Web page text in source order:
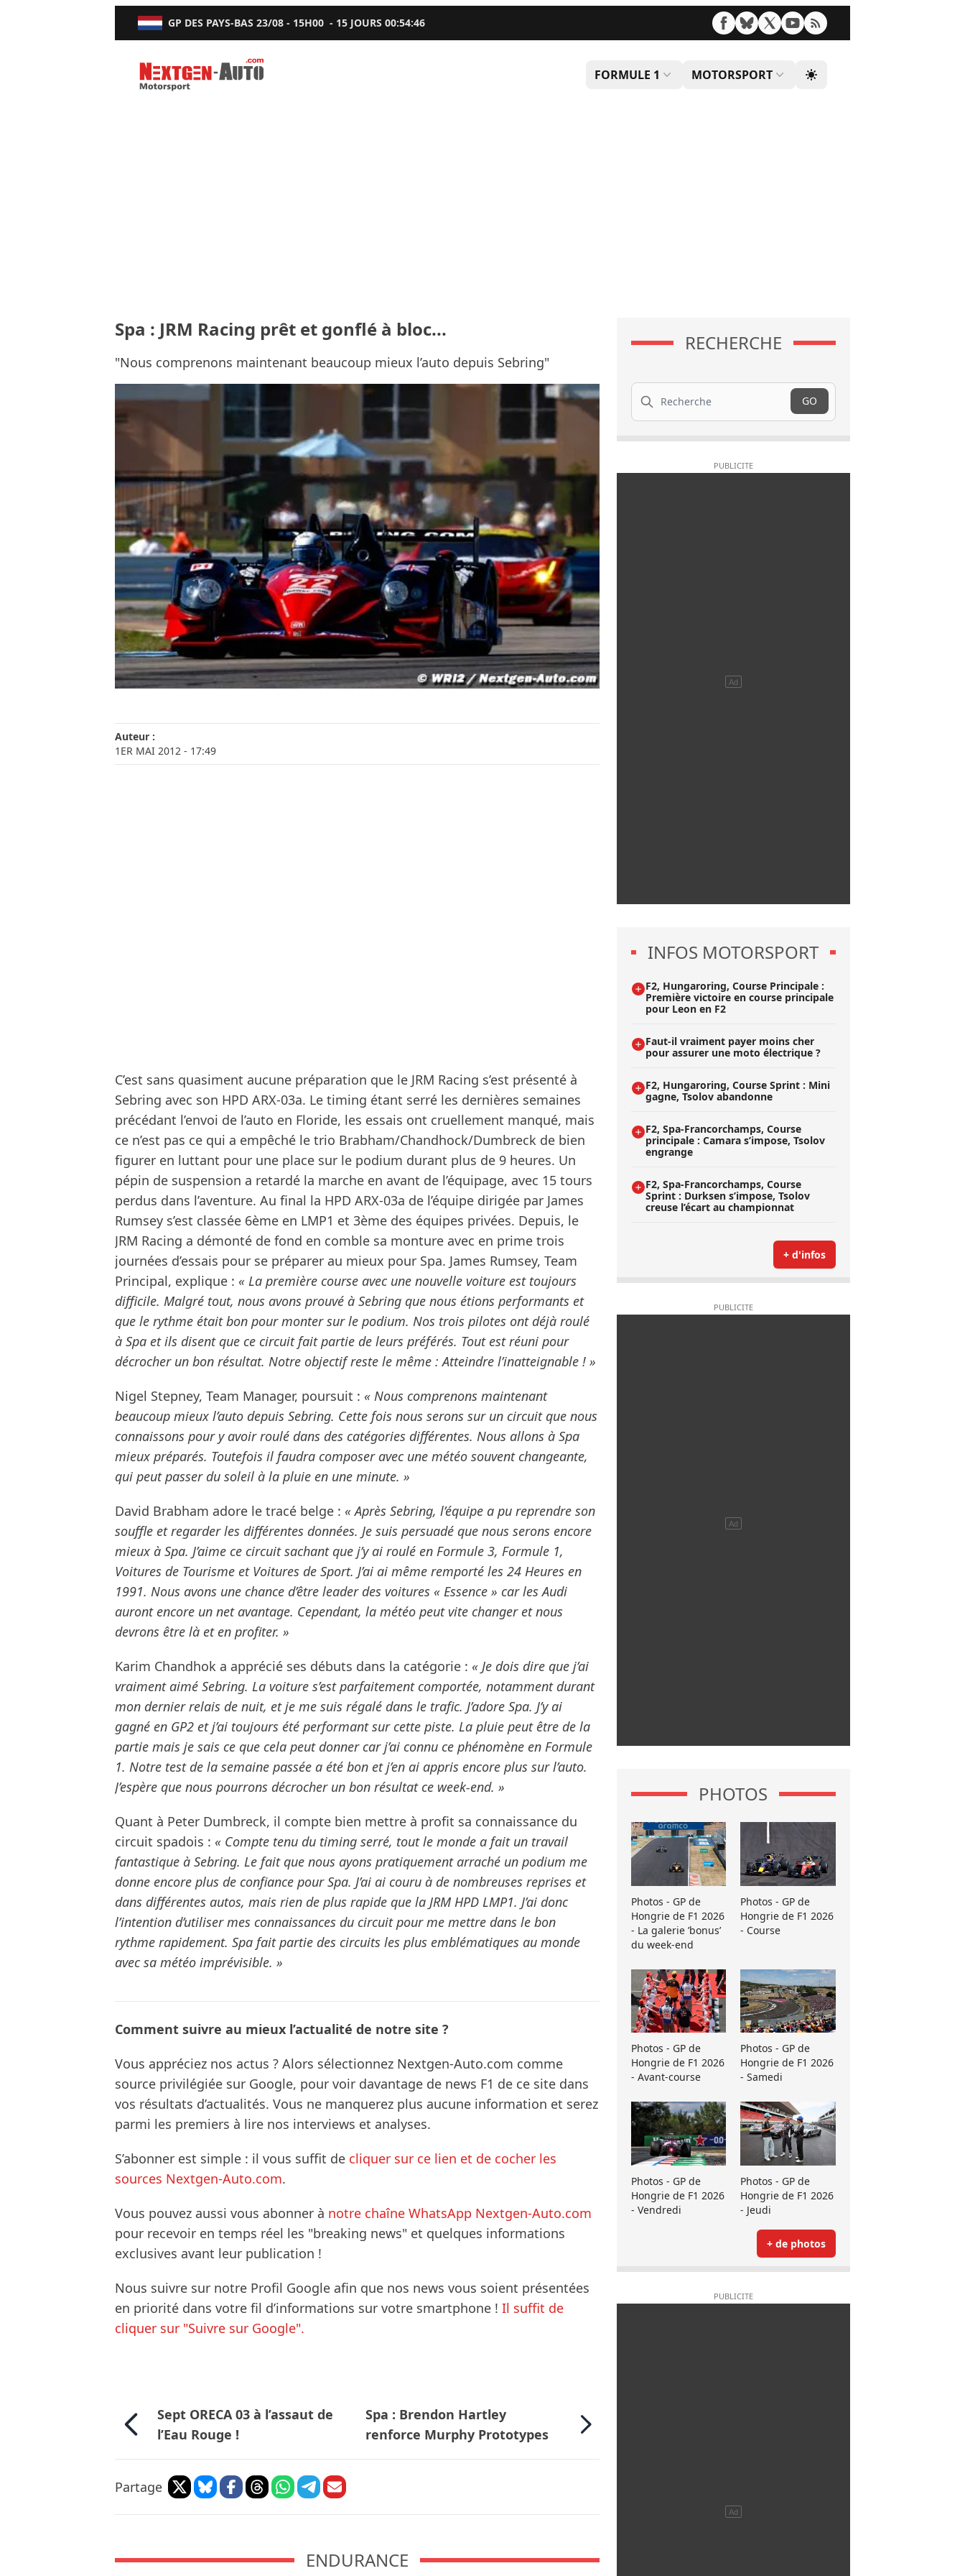
GP DES PAYS-BAS 23/08 - 15H00 - 15 JOURS00:54:44
Nextgen-Auto.com
FORMULE 1 MOTORSPORT
Spa : JRM Racing prêt et gonflé à bloc...
"Nous comprenons maintenant beaucoup mieux l’auto depuis Sebring"
Auteur :
1ER MAI 2012 - 17:49
C’est sans quasiment aucune préparation que le JRM Racing s’est présenté à
Sebring avec son HPD ARX-03a. Le timing étant serré les dernières semaines
précédant l’envoi de l’auto en Floride, les essais ont cruellement manqué, mais
ce n’est pas ce qui a empêché le trio Brabham/Chandhock/Dumbreck de bien
figurer en luttant pour une place sur le podium durant plus de 9 heures. Un
pépin de suspension a retardé la marche en avant de l’équipage, avec 15 tours
perdus dans l’aventure. Au final la HPD ARX-03a de l’équipe dirigée par James
Rumsey s’est classée 6ème en LMP1 et 3ème des équipes privées. Depuis, le
JRM Racing a démonté de fond en comble sa monture avec en prime trois
journées d’essais pour se préparer au mieux pour Spa. James Rumsey, Team
Principal, explique : « La première course avec une nouvelle voiture est toujours
difficile. Malgré tout, nous avons prouvé à Sebring que nous étions performants et
que le rythme était bon pour monter sur le podium. Nos trois pilotes ont déjà roulé
à Spa et ils disent que ce circuit fait partie de leurs préférés. Tout est réuni pour
décrocher un bon résultat. Notre objectif reste le même : Atteindre l’inatteignable ! »
Nigel Stepney, Team Manager, poursuit : « Nous comprenons maintenant
beaucoup mieux l’auto depuis Sebring. Cette fois nous serons sur un circuit que nous
connaissons pour y avoir roulé dans des catégories différentes. Nous allons à Spa
mieux préparés. Toutefois il faudra composer avec une météo souvent changeante,
qui peut passer du soleil à la pluie en une minute. »
David Brabham adore le tracé belge : « Après Sebring, l’équipe a pu reprendre son
souffle et regarder les différentes données. Je suis persuadé que nous serons encore
mieux à Spa. J’aime ce circuit sachant que j’y ai roulé en Formule 3, Formule 1,
Voitures de Tourisme et Voitures de Sport. J’ai ai même remporté les 24 Heures en
1991. Nous avons une chance d’être leader des voitures « Essence » car les Audi
auront encore un net avantage. Cependant, la météo peut vite changer et nous
devrons être là et en profiter. »
Karim Chandhok a apprécié ses débuts dans la catégorie : « Je dois dire que j’ai
vraiment aimé Sebring. La voiture s’est parfaitement comportée, notamment durant
mon dernier relais de nuit, et je me suis régalé dans le trafic. J’adore Spa. J’y ai
gagné en GP2 et j’ai toujours été performant sur cette piste. La pluie peut être de la
partie mais je sais ce que cela peut donner car j’ai connu ce phénomène en Formule
1. Notre test de la semaine passée a été bon et j’en ai appris encore plus sur l’auto.
J’espère que nous pourrons décrocher un bon résultat ce week-end. »
Quant à Peter Dumbreck, il compte bien mettre à profit sa connaissance du
circuit spadois : « Compte tenu du timing serré, tout le monde a fait un travail
fantastique à Sebring. Le fait que nous ayons pratiquement arraché un podium me
donne encore plus de confiance pour Spa. J’ai ai couru à de nombreuses reprises et
dans différentes autos, mais rien de plus rapide que la JRM HPD LMP1. J’ai donc
l’intention d’utiliser mes connaissances du circuit pour me mettre dans le bon
rythme rapidement. Spa fait partie des circuits les plus emblématiques au monde
avec sa météo imprévisible. »
Comment suivre au mieux l’actualité de notre site ?
Vous appréciez nos actus ? Alors sélectionnez Nextgen-Auto.com comme
source privilégiée sur Google, pour voir davantage de news F1 de ce site dans
vos résultats d’actualités. Vous ne manquerez plus aucune information et serez
parmi les premiers à lire nos interviews et analyses.
S’abonner est simple : il vous suffit de cliquer sur ce lien et de cocher les
sources Nextgen-Auto.com.
Vous pouvez aussi vous abonner à notre chaîne WhatsApp Nextgen-Auto.com
pour recevoir en temps réel les "breaking news" et quelques informations
exclusives avant leur publication !
Nous suivre sur notre Profil Google afin que nos news vous soient présentées
en priorité dans votre fil d’informations sur votre smartphone ! Il suffit de
cliquer sur "Suivre sur Google".
Sept ORECA 03 à l’assaut de
l’Eau Rouge !
Spa : Brendon Hartley
renforce Murphy Prototypes
Partage
ENDURANCE
RECHERCHE
Recherche
GO
INFOS MOTORSPORT
F2, Hungaroring, Course Principale :
Première victoire en course principale
pour Leon en F2
Faut-il vraiment payer moins cher
pour assurer une moto électrique ?
F2, Hungaroring, Course Sprint : Mini
gagne, Tsolov abandonne
F2, Spa-Francorchamps, Course
principale : Camara s’impose, Tsolov
engrange
F2, Spa-Francorchamps, Course
Sprint : Durksen s’impose, Tsolov
creuse l’écart au championnat
+ d'infos
PHOTOS
Photos - GP de
Hongrie de F1 2026
- La galerie ’bonus’
du week-end
Photos - GP de
Hongrie de F1 2026
- Course
Photos - GP de
Hongrie de F1 2026
- Avant-course
Photos - GP de
Hongrie de F1 2026
- Samedi
Photos - GP de
Hongrie de F1 2026
- Vendredi
Photos - GP de
Hongrie de F1 2026
- Jeudi
+ de photos